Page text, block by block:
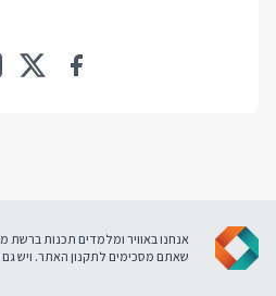
שאתם מסכימים לתקנון האתר. ויש גם